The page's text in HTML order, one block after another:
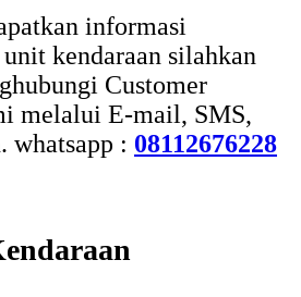
informasi
kendaraan silahkan
Customer
melalui E-mail, SMS,
whatsapp : 08112676228